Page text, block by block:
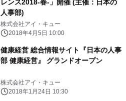
レンス2018-春-」開催 (主催：日本の
人事部)
株式会社アイ・キュー
2018年4月5日 10:00
健康経営 総合情報サイト『日本の人事
部 健康経営』 グランドオープン
株式会社アイ・キュー
2018年1月24日 10:30